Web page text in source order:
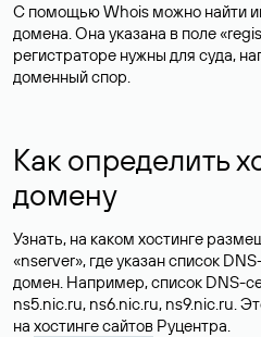
С помощью Whois можно найти
домена. Она указана в поле
регистраторе нужны для суда,
доменный спор.
Как определить
домену
Узнать, на каком хостинге
«nserver», где указан список
домен. Например, список DNS-
ns5.nic.ru, ns6.nic.ru, ns9.nic.ru.
на хостинге сайтов Руцентра.